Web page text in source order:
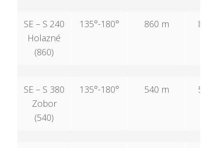
SE – S 240
Holazné
(860)
135°-180° 860 m 860
SE – S 380
Zobor
(540)
135°-180° 540 m 540